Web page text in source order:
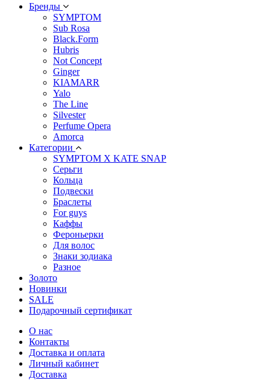
Бренды
SYMPTOM
Sub Rosa
Black.Form
Hubris
Not Concept
Ginger
KIAMARR
Yalo
The Line
Silvester
Perfume Opera
Amorca
Категории
SYMPTOM X KATE SNAP
Серьги
Кольца
Подвески
Браслеты
For guys
Каффы
Фероньерки
Для волос
Знаки зодиака
Разное
Золото
Новинки
SALE
Подарочный сертификат
О нас
Контакты
Доставка и оплата
Личный кабинет
Доставка